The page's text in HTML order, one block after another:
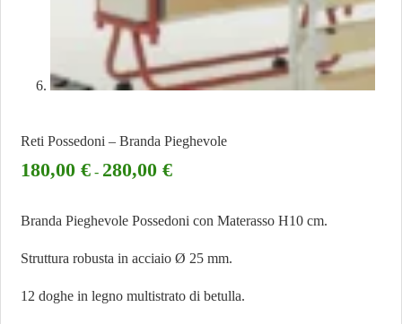
Reti Possedoni – Branda Pieghevole
180,00€ - 280,00€
Branda Pieghevole Possedoni con Materasso H10 cm.
Struttura robusta in acciaio Ø 25 mm.
12 doghe in legno multistrato di betulla.